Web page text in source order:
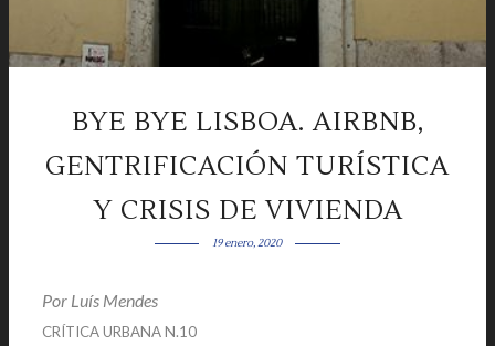
BYE BYE LISBOA. AIRBNB,
GENTRIFICACIÓN TURÍSTICA
Y CRISIS DE VIVIENDA
19 enero, 2020
Por Luís Mendes
CRÍTICA URBANA N.10